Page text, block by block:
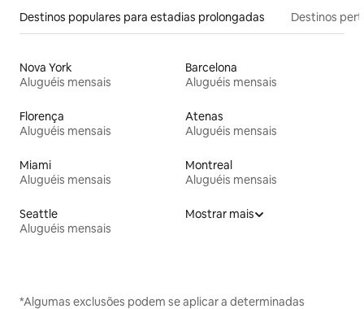
Destinos populares para estadias prolongadas Destinos
Nova York
Aluguéis mensais
Barcelona
Aluguéis mensais
Florença
Aluguéis mensais
Atenas
Aluguéis mensais
Miami
Aluguéis mensais
Montreal
Aluguéis mensais
Seattle
Aluguéis mensais
Mostrar mais
*Algumas exclusões podem se aplicar a determinadas